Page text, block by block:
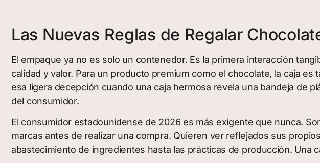
Las Nuevas Reglas de Regalar
El empaque ya no es solo un contenedor. Es la primera interacción
calidad y valor. Para un producto premium como el chocolate, la caja
esa ligera decepción cuando una caja hermosa revela una bandeja de
del consumidor.
El consumidor estadounidense de 2026 es más exigente que nunca.
marcas antes de realizar una compra. Quieren ver reflejados sus
abastecimiento de ingredientes hasta las prácticas de producción. Una